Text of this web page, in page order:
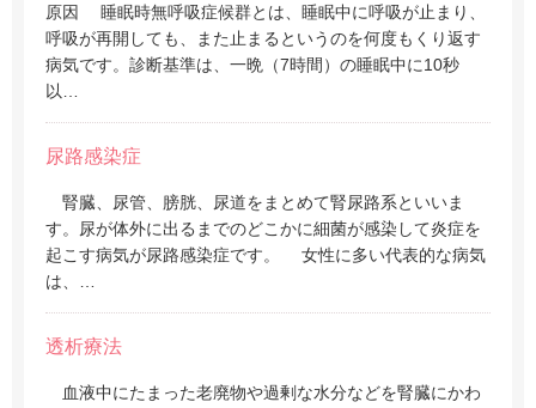
原因 睡眠時無呼吸症候群とは、睡眠中に呼吸が止まり、
呼吸が再開しても、また止まるというのを何度もくり返す
病気です。診断基準は、一晩（7時間）の睡眠中に10秒
以…
尿路感染症
腎臓、尿管、膀胱、尿道をまとめて腎尿路系といいま
す。尿が体外に出るまでのどこかに細菌が感染して炎症を
起こす病気が尿路感染症です。 女性に多い代表的な病気
は、…
透析療法
血液中にたまった老廃物や過剰な水分などを腎臓にかわ